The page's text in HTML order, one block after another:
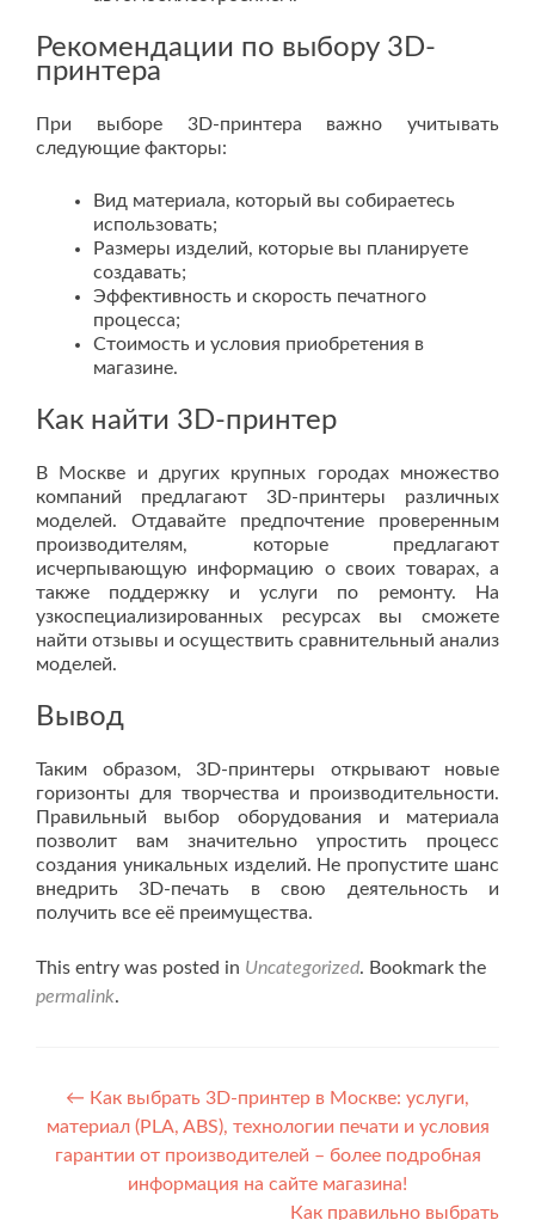
Рекомендации по выбору 3D-
принтера
При выборе 3D-принтера важно учитывать
следующие факторы:
Вид материала, который вы собираетесь
использовать;
Размеры изделий, которые вы планируете
создавать;
Эффективность и скорость печатного
процесса;
Стоимость и условия приобретения в
магазине.
Как найти 3D-принтер
В Москве и других крупных городах множество
компаний предлагают 3D-принтеры различных
моделей. Отдавайте предпочтение проверенным
производителям, которые предлагают
исчерпывающую информацию о своих товарах, а
также поддержку и услуги по ремонту. На
узкоспециализированных ресурсах вы сможете
найти отзывы и осуществить сравнительный анализ
моделей.
Вывод
Таким образом, 3D-принтеры открывают новые
горизонты для творчества и производительности.
Правильный выбор оборудования и материала
позволит вам значительно упростить процесс
создания уникальных изделий. Не пропустите шанс
внедрить 3D-печать в свою деятельность и
получить все её преимущества.
This entry was posted in Uncategorized. Bookmark the
permalink.
Post navigation
← Как выбрать 3D-принтер в Москве: услуги,
материал (PLA, ABS), технологии печати и условия
гарантии от производителей – более подробная
информация на сайте магазина!
Как правильно выбрать